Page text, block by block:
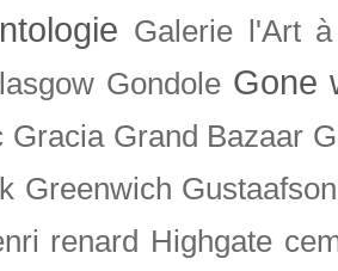
Galerie l'Art
Gondole Gone
Gracia Grand Bazaar
Greenwich Gustaafson
renard Highgate